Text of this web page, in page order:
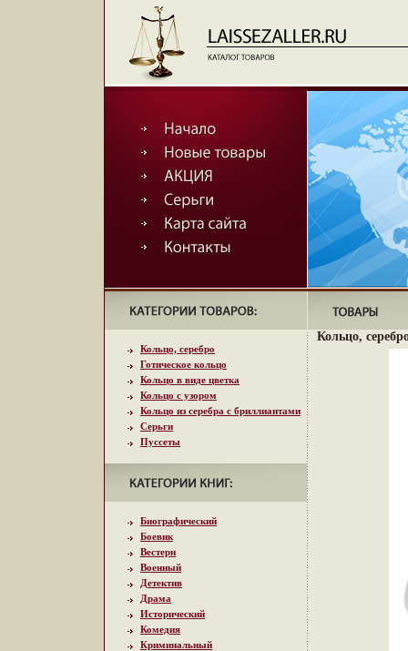
Кольцо, серебро
Готическое кольцо
Кольцо в виде цветка
Кольцо с узором
Кольцо из серебра с бриллиантами
Серьги
Пуссеты
Биографический
Боевик
Вестерн
Военный
Детектив
Драма
Исторический
Комедия
Криминальный
Кольцо,